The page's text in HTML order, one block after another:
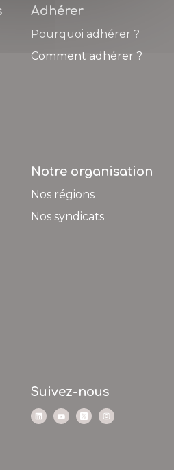
Adhérer
Pourquoi adhérer ?
Comment adhérer ?
Notre organisation
Nos régions
Nos syndicats
Suivez-nous